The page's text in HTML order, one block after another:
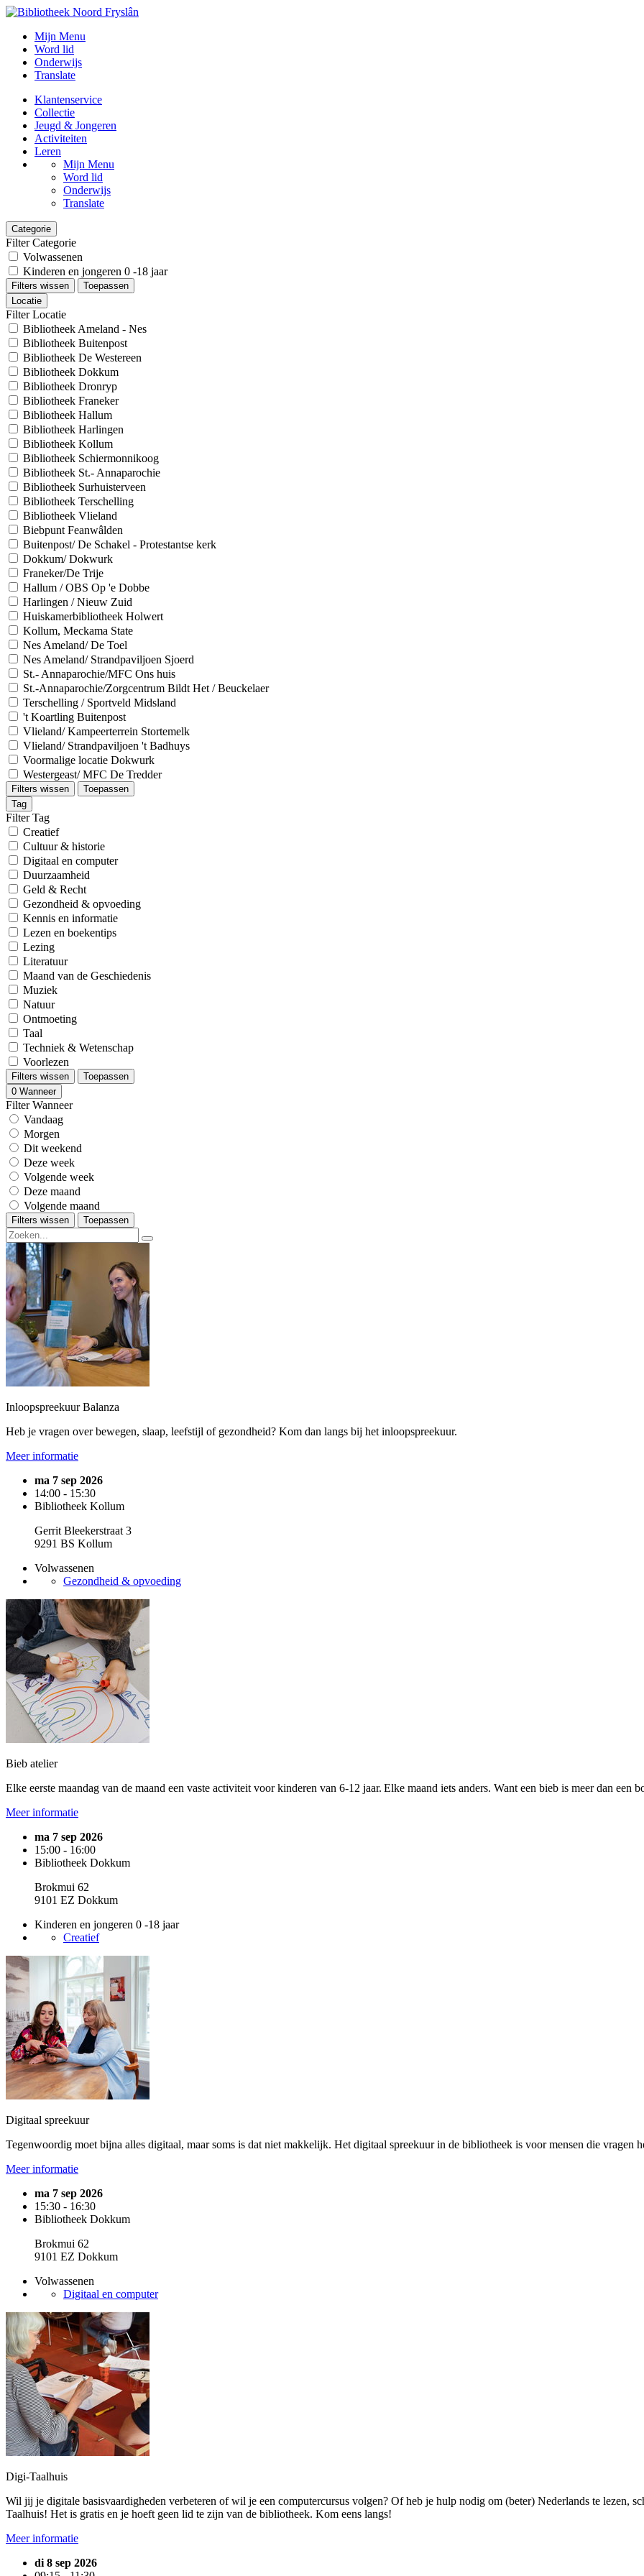
Mijn Menu
Word lid
Onderwijs
Translate
Klantenservice
Collectie
Jeugd & Jongeren
Activiteiten
Leren
Mijn Menu
Word lid
Onderwijs
Translate
Categorie
Filter Categorie
Volwassenen
Kinderen en jongeren 0 -18 jaar
Filters wissen
Toepassen
Locatie
Filter Locatie
Bibliotheek Ameland - Nes
Bibliotheek Buitenpost
Bibliotheek De Westereen
Bibliotheek Dokkum
Bibliotheek Dronryp
Bibliotheek Franeker
Bibliotheek Hallum
Bibliotheek Harlingen
Bibliotheek Kollum
Bibliotheek Schiermonnikoog
Bibliotheek St.- Annaparochie
Bibliotheek Surhuisterveen
Bibliotheek Terschelling
Bibliotheek Vlieland
Biebpunt Feanwâlden
Buitenpost/ De Schakel - Protestantse kerk
Dokkum/ Dokwurk
Franeker/De Trije
Hallum / OBS Op 'e Dobbe
Harlingen / Nieuw Zuid
Huiskamerbibliotheek Holwert
Kollum, Meckama State
Nes Ameland/ De Toel
Nes Ameland/ Strandpaviljoen Sjoerd
St.- Annaparochie/MFC Ons huis
St.-Annaparochie/Zorgcentrum Bildt Het / Beuckelaer
Terschelling / Sportveld Midsland
't Koartling Buitenpost
Vlieland/ Kampeerterrein Stortemelk
Vlieland/ Strandpaviljoen 't Badhuys
Voormalige locatie Dokwurk
Westergeast/ MFC De Tredder
Filters wissen
Toepassen
Tag
Filter Tag
Creatief
Cultuur & historie
Digitaal en computer
Duurzaamheid
Geld & Recht
Gezondheid & opvoeding
Kennis en informatie
Lezen en boekentips
Lezing
Literatuur
Maand van de Geschiedenis
Muziek
Natuur
Ontmoeting
Taal
Techniek & Wetenschap
Voorlezen
Filters wissen
Toepassen
0 Wanneer
Filter Wanneer
Vandaag
Morgen
Dit weekend
Deze week
Volgende week
Deze maand
Volgende maand
Filters wissen Toepassen
Inloopspreekuur Balanza
Heb je vragen over bewegen, slaap, leefstijl of gezondheid? Kom dan langs bij het inloopspreekuur.
Meer informatie
ma 7 sep 2026
14:00 - 15:30
Bibliotheek Kollum
Gerrit Bleekerstraat 3
9291 BS Kollum
Volwassenen
Gezondheid & opvoeding
Bieb atelier
Elke eerste maandag van de maand een vaste activiteit voor kinderen van 6-12 jaar. Elke maand iets anders. Want een bieb is meer dan een
Meer informatie
ma 7 sep 2026
15:00 - 16:00
Bibliotheek Dokkum
Brokmui 62
9101 EZ Dokkum
Kinderen en jongeren 0 -18 jaar
Creatief
Digitaal spreekuur
Tegenwoordig moet bijna alles digitaal, maar soms is dat niet makkelijk. Het digitaal spreekuur in de bibliotheek is voor mensen die vragen
Meer informatie
ma 7 sep 2026
15:30 - 16:30
Bibliotheek Dokkum
Brokmui 62
9101 EZ Dokkum
Volwassenen
Digitaal en computer
Digi-Taalhuis
Wil jij je digitale basisvaardigheden verbeteren of wil je een computercursus volgen? Of heb je hulp nodig om (beter) Nederlands te lezen,
Taalhuis! Het is gratis en je hoeft geen lid te zijn van de bibliotheek. Kom eens langs!
Meer informatie
di 8 sep 2026